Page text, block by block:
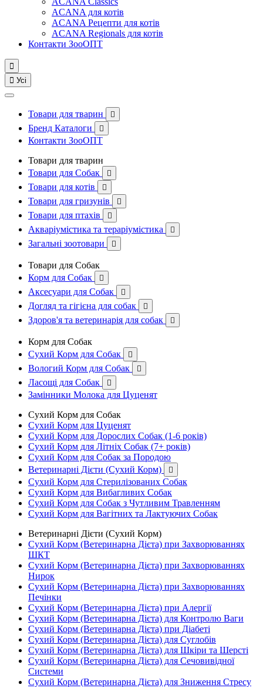
ACANA для котів
ACANA Рецепти для котів
ACANA Regionals для котів
Контакти ЗооОПТ

 Усі
Товари для тварин 
Бренд Каталоги 
Контакти ЗооОПТ
Товари для тварин
Товари для Собак

Товари для котів 
Товари для гризунів 
Товари для птахів 
Акваріумістика та тераріумістика 
Загальні зоотовари 
Товари для Собак
Корм для Собак

Аксесуари для Собак 
Догляд та гігієна для собак 
Здоров'я та ветеринарія для собак 
Корм для Собак
Сухий Корм для Собак

Вологий Корм для Собак 
Ласощі для Собак 
Замінники Молока для Цуценят
Сухий Корм для Собак
Сухий Корм для Цуценят
Сухий Корм для Дорослих Собак (1-6 років)
Сухий Корм для Літніх Собак (7+ років)
Сухий Корм для Собак за Породою
Ветеринарні Дієти (Сухий Корм)

Сухий Корм для Стерилізованих Собак
Сухий Корм для Вибагливих Собак
Сухий Корм для Собак з Чутливим Травленням
Сухий Корм для Вагітних та Лактуючих Собак
Ветеринарні Дієти (Сухий Корм)
Сухий Корм (Ветеринарна Дієта) при Захворюваннях
ШКТ
Сухий Корм (Ветеринарна Дієта) при Захворюваннях
Нирок
Сухий Корм (Ветеринарна Дієта) при Захворюваннях
Печінки
Сухий Корм (Ветеринарна Дієта) при Алергії
Сухий Корм (Ветеринарна Дієта) для Контролю Ваги
Сухий Корм (Ветеринарна Дієта) при Діабеті
Сухий Корм (Ветеринарна Дієта) для Суглобів
Сухий Корм (Ветеринарна Дієта) для Шкіри та Шерсті
Сухий Корм (Ветеринарна Дієта) для Сечовивідної
Системи
Сухий Корм (Ветеринарна Дієта) для Зниження Стресу